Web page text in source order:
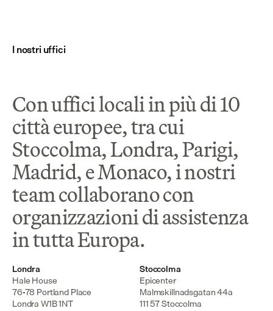
I nostri uffici
Con uffici locali in più di 10
città europee, tra cui
Stoccolma, Londra, Parigi,
Madrid, e Monaco, i nostri
team collaborano con
organizzazioni di assistenza
in tutta Europa.
Londra
Hale House
76-78 Portland Place
Londra W1B 1NT
Stoccolma
Epicenter
Malmskillnadsgatan 44a
111 57 Stoccolma